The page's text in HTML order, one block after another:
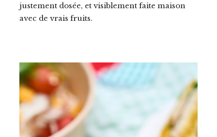
justement dosée, et visiblement faite maison
avec de vrais fruits.